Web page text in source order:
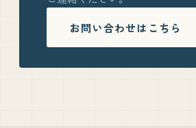
お問い合わせはこちら